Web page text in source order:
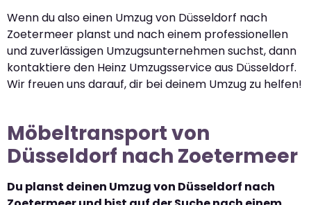
Wenn du also einen Umzug von Düsseldorf nach
Zoetermeer planst und nach einem professionellen
und zuverlässigen Umzugsunternehmen suchst, dann
kontaktiere den Heinz Umzugsservice aus Düsseldorf.
Wir freuen uns darauf, dir bei deinem Umzug zu helfen!
Möbeltransport von
Düsseldorf nach Zoetermeer
Du planst deinen Umzug von Düsseldorf nach